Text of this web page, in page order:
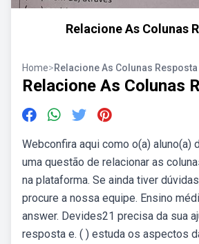
Relacione As Colunas
Home>Relacione As Colunas Resposta
Relacione As Colunas
Webconfira aqui como o(a) aluno(a)
uma questão de relacionar as
na plataforma. Se ainda tiver
procure a nossa equipe. Ensino
answer. Devides21 precisa da sua
resposta e. ( ) estuda os aspectos